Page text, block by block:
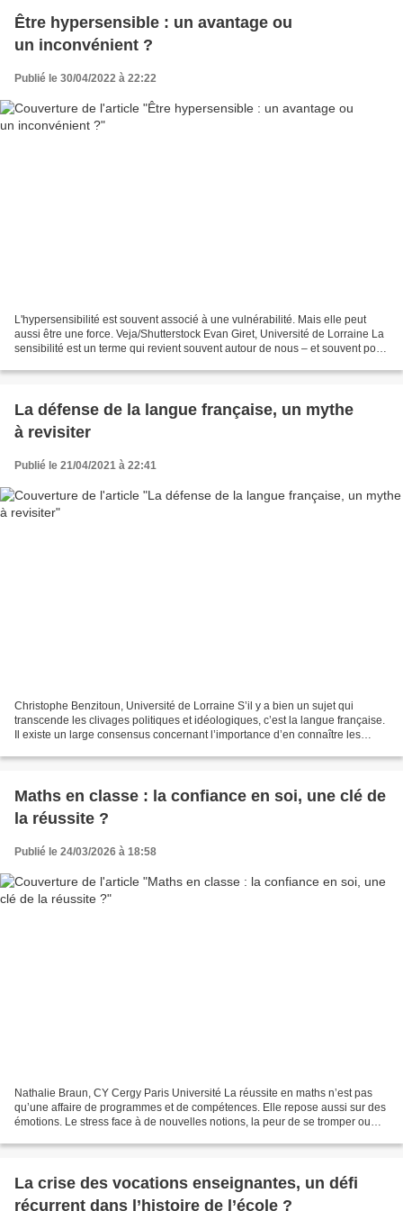
Être hypersensible : un avantage ou
un inconvénient ?
Publié le 30/04/2022 à 22:22
L'hypersensibilité est souvent associé à une vulnérabilité. Mais elle peut
aussi être une force. Veja/Shutterstock Evan Giret, Université de Lorraine La
sensibilité est un terme qui revient souvent autour de nous – et souvent pour
La défense de la langue française, un mythe
à revisiter
Publié le 21/04/2021 à 22:41
Christophe Benzitoun, Université de Lorraine S’il y a bien un sujet qui
transcende les clivages politiques et idéologiques, c’est la langue française.
Il existe un large consensus concernant l’importance d’en connaître les
Maths en classe : la confiance en soi, une clé de
la réussite ?
Publié le 24/03/2026 à 18:58
Nathalie Braun, CY Cergy Paris Université La réussite en maths n’est pas
qu’une affaire de programmes et de compétences. Elle repose aussi sur des
émotions. Le stress face à de nouvelles notions, la peur de se tromper ou
La crise des vocations enseignantes, un défi
récurrent dans l’histoire de l’école ?